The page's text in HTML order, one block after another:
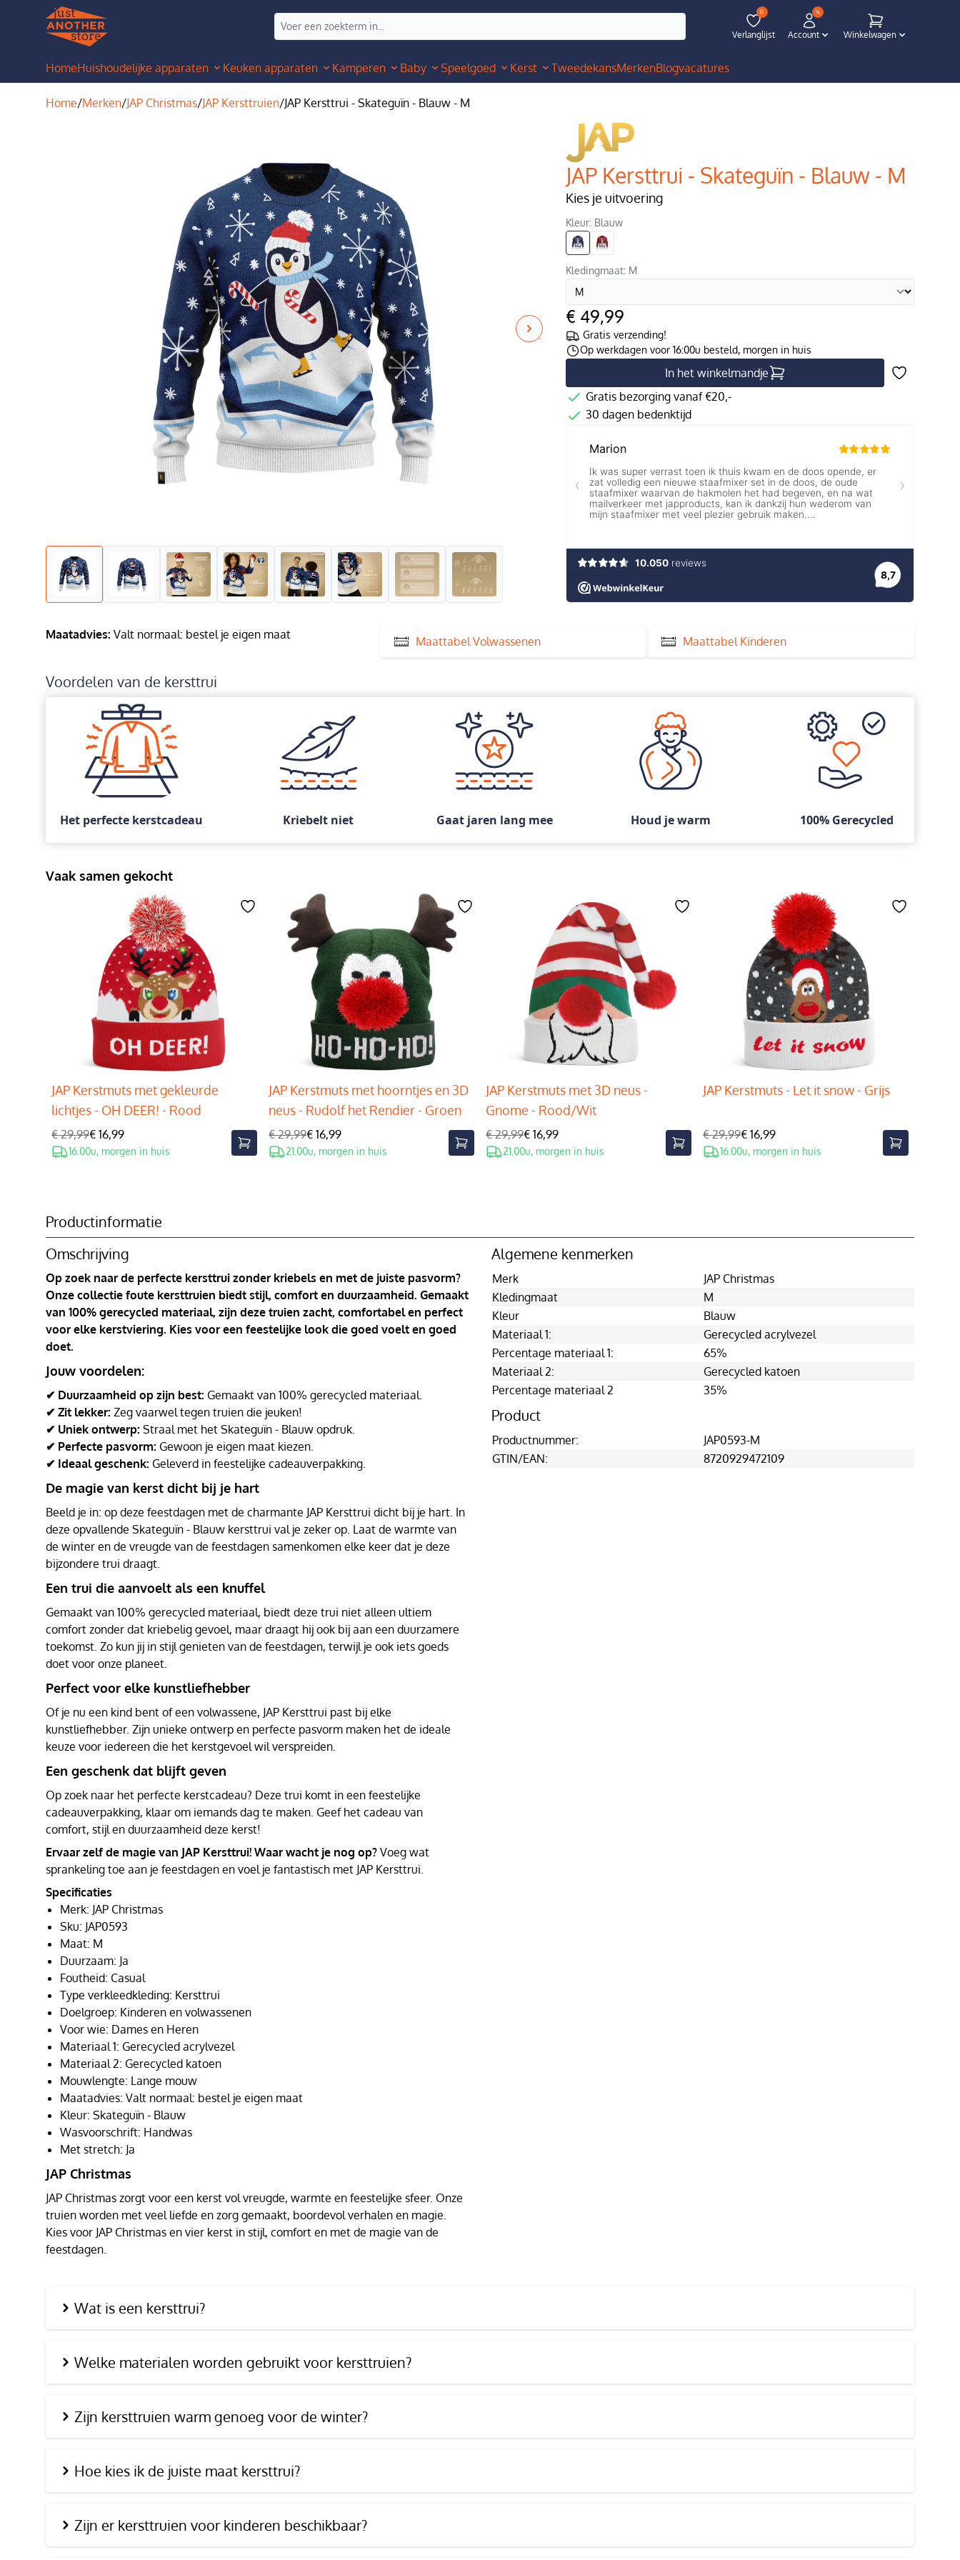
0
Verlanglijst Account Winkelwagen
HomeHuishoudelijke apparaten Keuken apparaten Kamperen Baby Speelgoed Kerst TweedekansMerkenBlogvacatures
Home/Merken/JAP Christmas/JAP Kersttruien/JAP Kersttrui - Skateguïn - Blauw - M
JAP Kersttrui - Skateguïn - Blauw - M
Kies je uitvoering
Kleur: Blauw
Kledingmaat: M
€ 49,99
Gratis verzending!
Op werkdagen voor 16:00u besteld, morgen in huis
In het winkelmandje
Gratis bezorging vanaf €20,-
30 dagen bedenktijd
Maatadvies: Valt normaal: bestel je eigen maat Maattabel Volwassenen Maattabel Kinderen
Voordelen van de kersttrui
Het perfecte kerstcadeau Kriebelt niet Gaat jaren lang mee Houd je warm 100% Gerecycled
Vaak samen gekocht
JAP Kerstmuts met gekleurde
lichtjes - OH DEER! - Rood
€ 29,99€ 16,99
16.00u, morgen in huis
JAP Kerstmuts met hoorntjes en 3D
neus - Rudolf het Rendier - Groen
€ 29,99€ 16,99
21.00u, morgen in huis
JAP Kerstmuts met 3D neus -
Gnome - Rood/Wit
€ 29,99€ 16,99
21.00u, morgen in huis
JAP Kerstmuts - Let it snow - Grijs
€ 29,99€ 16,99
16.00u, morgen in huis
Productinformatie
Omschrijving
Op zoek naar de perfecte kersttrui zonder kriebels en met de juiste pasvorm?
Onze collectie foute kersttruien biedt stijl, comfort en duurzaamheid. Gemaakt
van 100% gerecycled materiaal, zijn deze truien zacht, comfortabel en perfect
voor elke kerstviering. Kies voor een feestelijke look die goed voelt en goed
doet.
Jouw voordelen:
✔ Duurzaamheid op zijn best: Gemaakt van 100% gerecycled materiaal.
✔ Zit lekker: Zeg vaarwel tegen truien die jeuken!
✔ Uniek ontwerp: Straal met het Skateguïn - Blauw opdruk.
✔ Perfecte pasvorm: Gewoon je eigen maat kiezen.
✔ Ideaal geschenk: Geleverd in feestelijke cadeauverpakking.
De magie van kerst dicht bij je hart
Beeld je in: op deze feestdagen met de charmante JAP Kersttrui dicht bij je hart. In
deze opvallende Skateguïn - Blauw kersttrui val je zeker op. Laat de warmte van
de winter en de vreugde van de feestdagen samenkomen elke keer dat je deze
bijzondere trui draagt.
Een trui die aanvoelt als een knuffel
Gemaakt van 100% gerecycled materiaal, biedt deze trui niet alleen ultiem
comfort zonder dat kriebelig gevoel, maar draagt hij ook bij aan een duurzamere
toekomst. Zo kun jij in stijl genieten van de feestdagen, terwijl je ook iets goeds
doet voor onze planeet.
Perfect voor elke kunstliefhebber
Of je nu een kind bent of een volwassene, JAP Kersttrui past bij elke
kunstliefhebber. Zijn unieke ontwerp en perfecte pasvorm maken het de ideale
keuze voor iedereen die het kerstgevoel wil verspreiden.
Een geschenk dat blijft geven
Op zoek naar het perfecte kerstcadeau? Deze trui komt in een feestelijke
cadeauverpakking, klaar om iemands dag te maken. Geef het cadeau van
comfort, stijl en duurzaamheid deze kerst!
Ervaar zelf de magie van JAP Kersttrui! Waar wacht je nog op? Voeg wat
sprankeling toe aan je feestdagen en voel je fantastisch met JAP Kersttrui.
Specificaties
Merk: JAP Christmas
Sku: JAP0593
Maat: M
Duurzaam: Ja
Foutheid: Casual
Type verkleedkleding: Kersttrui
Doelgroep: Kinderen en volwassenen
Voor wie: Dames en Heren
Materiaal 1: Gerecycled acrylvezel
Materiaal 2: Gerecycled katoen
Mouwlengte: Lange mouw
Maatadvies: Valt normaal: bestel je eigen maat
Kleur: Skateguïn - Blauw
Wasvoorschrift: Handwas
Met stretch: Ja
JAP Christmas
JAP Christmas zorgt voor een kerst vol vreugde, warmte en feestelijke sfeer. Onze
truien worden met veel liefde en zorg gemaakt, boordevol verhalen en magie.
Kies voor JAP Christmas en vier kerst in stijl, comfort en met de magie van de
feestdagen.
Algemene kenmerken
Merk
JAP Christmas
Kledingmaat
M
Kleur
Blauw
Materiaal 1:
Gerecycled acrylvezel
Percentage materiaal 1:
65%
Materiaal 2:
Gerecycled katoen
Percentage materiaal 2
35%
Product
Productnummer:
JAP0593-M
GTIN/EAN:
8720929472109
Wat is een kersttrui?
Welke materialen worden gebruikt voor kersttruien?
Zijn kersttruien warm genoeg voor de winter?
Hoe kies ik de juiste maat kersttrui?
Zijn er kersttruien voor kinderen beschikbaar?